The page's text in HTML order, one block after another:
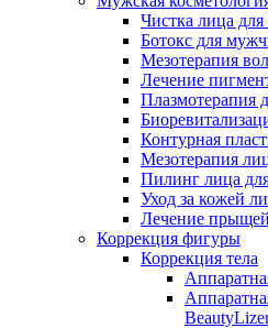
Чистка лица
Ботокс для
Мезотерапия
Лечение
Плазмотерапия
Контурная
Мезотерапия
Пилинг лица
Уход за кожей
Лечение
Коррекция фигуры
Коррекция тела